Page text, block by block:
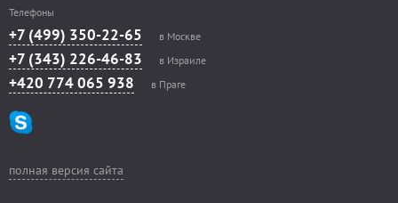
Телефоны
+7 (499) 350-22-65 в Москве
+7 (343) 226-46-83 в Израиле
+420 774 065 938 в Праге
полная версия сайта